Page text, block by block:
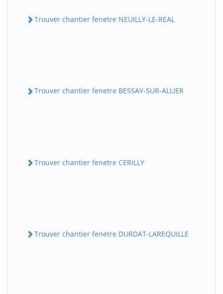
Trouver chantier fenetre NEUILLY-LE-REAL
Trouver chantier fenetre BESSAY-SUR-ALLIER
Trouver chantier fenetre CERILLY
Trouver chantier fenetre DURDAT-LAREQUILLE